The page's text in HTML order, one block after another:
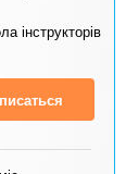
інструкторів